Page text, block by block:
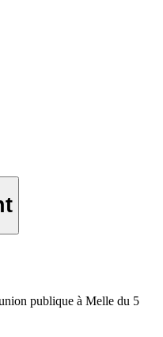
publique à Melle du 5